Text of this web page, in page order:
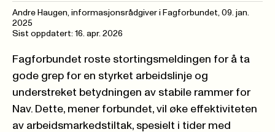
Andre Haugen, informasjonsrådgiver i Fagforbundet, 09. jan.
2025
Sist oppdatert: 16. apr. 2026
Fagforbundet roste stortingsmeldingen for å ta
gode grep for en styrket arbeidslinje og
understreket betydningen av stabile rammer for
Nav. Dette, mener forbundet, vil øke effektiviteten
av arbeidsmarkedstiltak, spesielt i tider med